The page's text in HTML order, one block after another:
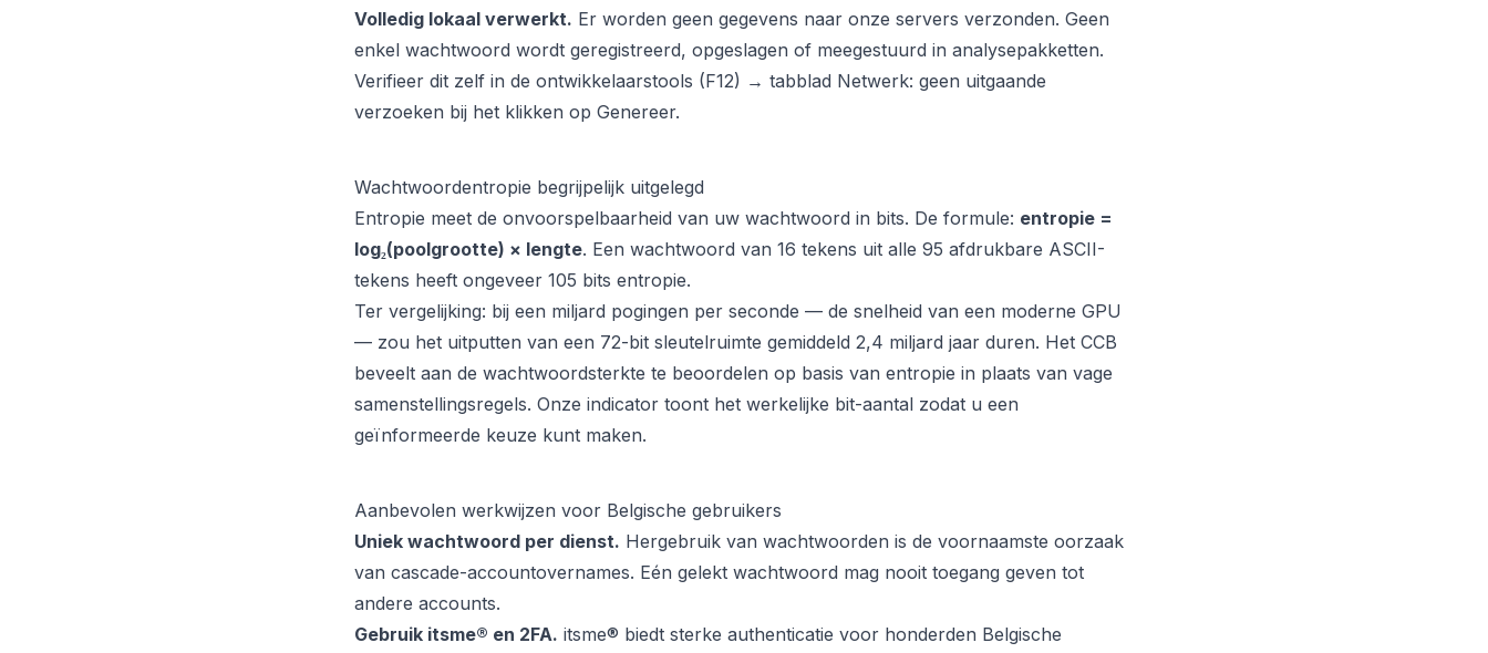
Volledig lokaal verwerkt. Er worden geen gegevens naar onze servers verzonden. Geen
enkel wachtwoord wordt geregistreerd, opgeslagen of meegestuurd in analysepakketten.
Verifieer dit zelf in de ontwikkelaarstools (F12) → tabblad Netwerk: geen uitgaande
verzoeken bij het klikken op Genereer.
Wachtwoordentropie begrijpelijk uitgelegd
Entropie meet de onvoorspelbaarheid van uw wachtwoord in bits. De formule: entropie =
log₂(poolgrootte) × lengte. Een wachtwoord van 16 tekens uit alle 95 afdrukbare ASCII-
tekens heeft ongeveer 105 bits entropie.
Ter vergelijking: bij een miljard pogingen per seconde — de snelheid van een moderne GPU
— zou het uitputten van een 72-bit sleutelruimte gemiddeld 2,4 miljard jaar duren. Het CCB
beveelt aan de wachtwoordsterkte te beoordelen op basis van entropie in plaats van vage
samenstellingsregels. Onze indicator toont het werkelijke bit-aantal zodat u een
geïnformeerde keuze kunt maken.
Aanbevolen werkwijzen voor Belgische gebruikers
Uniek wachtwoord per dienst. Hergebruik van wachtwoorden is de voornaamste oorzaak
van cascade-accountovernames. Eén gelekt wachtwoord mag nooit toegang geven tot
andere accounts.
Gebruik itsme® en 2FA. itsme® biedt sterke authenticatie voor honderden Belgische